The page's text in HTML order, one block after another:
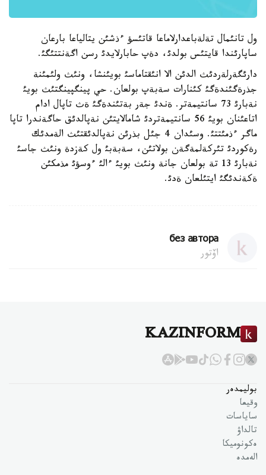
ول تانئمال تةلةباعدارلاماعا قاتئسؤ ءذشئن يتالياعا بارعان
ساپارئندا قايتئس بولدئ، دةپ حابارلايدئ رسن اگةنتتئگئ.
دارئگةرلةردئث الدئن الا انئقتاماسئ بويئنشا، ونئث ولئمئنة
جذرةگئندةگئ كئنارات سةبةپ بولعان. حي پينگپينگتئث بويئ
نةبارئ 73 سانتيمةتر. ةندئ جةر بةتئندةگئ ةث تاپال ادام
اتاعئنان بويئ 56 سانتيمةتردئ شامالايتئن نةپالدئق حاگةندرا تاپا
ماگر ءذمئتتئ. وسئدان 4 جئل بذرئن نةپالدئقتئث الةمدئك
رةكوردئ تئركةلمةگةن بولاتئن، سةبةبئ ول كةزدة ونئث جاسئ
نةبارئ 13 تة بولعان جانة ونئث بويئ ءالئ ءوسؤئ مذمكئن
ةكةندئگئ ايتئلعان ةدئ.
без автора
اۆتور
KAZINFORM
بوليمدەر
وقيعا
ساياسات
تالداۋ
ەكونوميكا
الەمدە